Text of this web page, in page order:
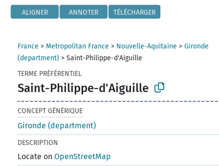
ALIGNER ANNOTER TÉLÉCHARGER
France > Metropolitan France > Nouvelle-Aquitaine >Gironde
(department) >Saint-Philippe-d'Aiguille
TERME PRÉFÉRENTIEL
Saint-Philippe-d'Aiguille
CONCEPT GÉNÉRIQUE
Gironde (department)
DESCRIPTION
Locate onOpenStreetMap